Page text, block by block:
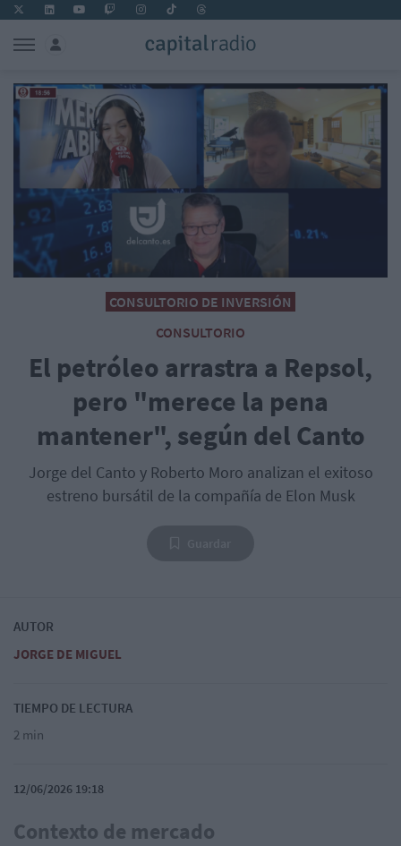
CONSULTORIO DE INVERSIÓN
CONSULTORIO
El petróleo arrastra a Repsol,
pero "merece la pena
mantener", según del Canto
Jorge del Canto y Roberto Moro analizan el exitoso
estreno bursátil de la compañía de Elon Musk
AUTOR
JORGE DE MIGUEL
TIEMPO DE LECTURA
2 min
12/06/2026 19:18
Contexto de mercado